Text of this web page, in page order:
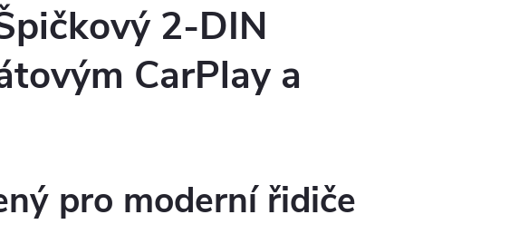
2-DIN
CarPlay a
pro moderní řidiče